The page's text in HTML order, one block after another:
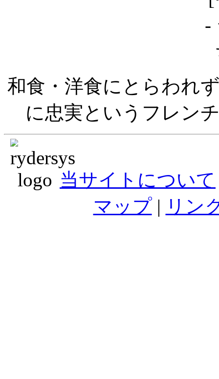
和食・洋食にとらわれ
に忠実というフレン
当サイトについて
マップ| リン